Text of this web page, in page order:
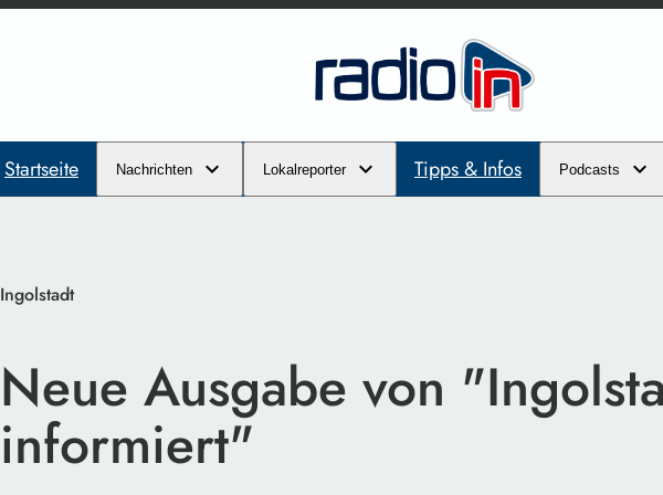
Startseite Nachrichten Lokalreporter Tipps & Infos Podcasts
Ingolstadt
Neue Ausgabe von
informiert"